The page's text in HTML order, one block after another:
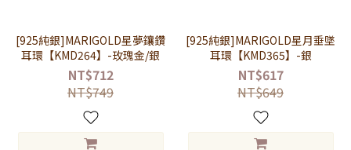
[925純銀]MARIGOLD星夢鑲鑽
耳環【KMD264】-玫瑰金/銀
NT$712
NT$749
[925純銀]MARIGOLD星月垂墜
耳環【KMD365】-銀
NT$617
NT$649